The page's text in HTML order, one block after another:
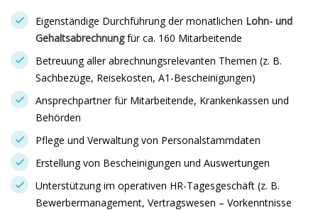
Eigenständige Durchführung der monatlichen Lohn- und
Gehaltsabrechnungfür ca. 160 Mitarbeitende
Betreuung aller abrechnungsrelevanten Themen (z. B.
Sachbezüge, Reisekosten, A1-Bescheinigungen)
Ansprechpartner für Mitarbeitende, Krankenkassen und
Behörden
Pflege und Verwaltung von Personalstammdaten
Erstellung von Bescheinigungen und Auswertungen
Unterstützung im operativen HR-Tagesgeschäft (z. B.
Bewerbermanagement, Vertragswesen – Vorkenntnisse